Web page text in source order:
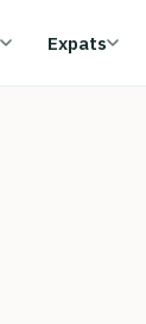
Expats